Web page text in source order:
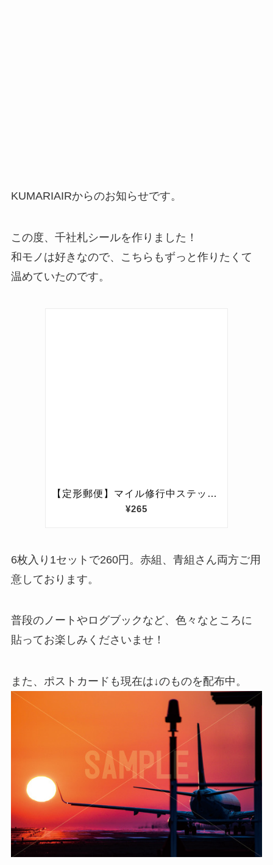
KUMARIAIRからのお知らせです。
この度、千社札シールを作りました！
和モノは好きなので、こちらもずっと作りたくて
温めていたのです。
6枚入り1セットで260円。赤組、青組さん両方ご用
意しております。
普段のノートやログブックなど、色々なところに
貼ってお楽しみくださいませ！
また、ポストカードも現在は↓のものを配布中。